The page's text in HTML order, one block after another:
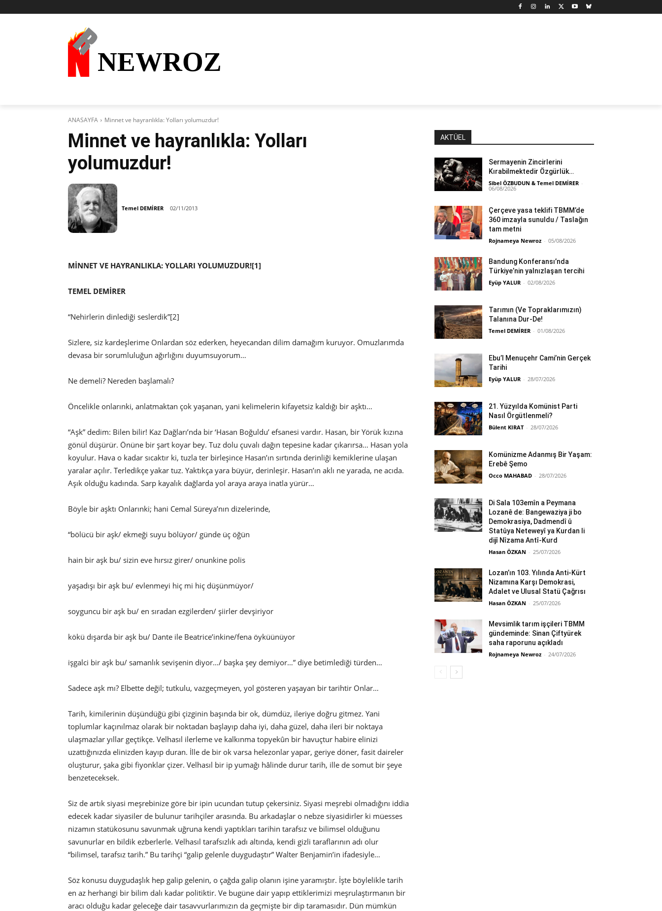
NEWROZ
ANASAYFA Minnet ve hayranlıkla: Yolları yolumuzdur!
Minnet ve hayranlıkla: Yolları
yolumuzdur!
Temel DEMİRER 02/11/2013
MİNNET VE HAYRANLIKLA: YOLLARI YOLUMUZDUR![1]
TEMEL DEMİRER
“Nehirlerin dinlediği seslerdik”[2]
Sizlere, siz kardeşlerime Onlardan söz ederken, heyecandan dilim damağım kuruyor. Omuzlarımda
devasa bir sorumluluğun ağırlığını duyumsuyorum…
Ne demeli? Nereden başlamalı?
Öncelikle onlarınki, anlatmaktan çok yaşanan, yani kelimelerin kifayetsiz kaldığı bir aşktı…
“Aşk” dedim: Bilen bilir! Kaz Dağları’nda bir ‘Hasan Boğuldu’ efsanesi vardır. Hasan, bir Yörük kızına
gönül düşürür. Önüne bir şart koyar bey. Tuz dolu çuvalı dağın tepesine kadar çıkarırsa… Hasan yola
koyulur. Hava o kadar sıcaktır ki, tuzla ter birleşince Hasan’ın sırtında derinliği kemiklerine ulaşan
yaralar açılır. Terledikçe yakar tuz. Yaktıkça yara büyür, derinleşir. Hasan’ın aklı ne yarada, ne acıda.
Aşık olduğu kadında. Sarp kayalık dağlarda yol araya araya inatla yürür…
Böyle bir aşktı Onlarınki; hani Cemal Süreya’nın dizelerinde,
“bölücü bir aşk/ ekmeği suyu bölüyor/ günde üç öğün
hain bir aşk bu/ sizin eve hırsız girer/ onunkine polis
yaşadışı bir aşk bu/ evlenmeyi hiç mi hiç düşünmüyor/
soyguncu bir aşk bu/ en sıradan ezgilerden/ şiirler devşiriyor
kökü dışarda bir aşk bu/ Dante ile Beatrice’inkine/fena öyküünüyor
işgalci bir aşk bu/ samanlık sevişenin diyor…/ başka şey demiyor…” diye betimlediği türden…
Sadece aşk mı? Elbette değil; tutkulu, vazgeçmeyen, yol gösteren yaşayan bir tarihtir Onlar…
Tarih, kimilerinin düşündüğü gibi çizginin başında bir ok, dümdüz, ileriye doğru gitmez. Yani
toplumlar kaçınılmaz olarak bir noktadan başlayıp daha iyi, daha güzel, daha ileri bir noktaya
ulaşmazlar yıllar geçtikçe. Velhasıl ilerleme ve kalkınma topyekûn bir havuçtur habire elinizi
uzattığınızda elinizden kayıp duran. İlle de bir ok varsa helezonlar yapar, geriye döner, fasit daireler
oluşturur, şaka gibi fiyonklar çizer. Velhasıl bir ip yumağı hâlinde durur tarih, ille de somut bir şeye
benzeteceksek.
Siz de artık siyasi meşrebinize göre bir ipin ucundan tutup çekersiniz. Siyasi meşrebi olmadığını iddia
edecek kadar siyasiler de bulunur tarihçiler arasında. Bu arkadaşlar o nebze siyasidirler ki müesses
nizamın statükosunu savunmak uğruna kendi yaptıkları tarihin tarafsız ve bilimsel olduğunu
savunurlar en bildik ezberlerle. Velhasıl tarafsızlık adı altında, kendi gizli taraflarının adı olur
“bilimsel, tarafsız tarih.” Bu tarihçi “galip gelenle duygudaştır” Walter Benjamin’in ifadesiyle…
Söz konusu duygudaşlık hep galip gelenin, o çağda galip olanın işine yaramıştır. İşte böylelikle tarih
en az herhangi bir bilim dalı kadar politiktir. Ve bugüne dair yapıp ettiklerimizi meşrulaştırmanın bir
aracı olduğu kadar geleceğe dair tasavvurlarımızın da geçmişte bir dip taramasıdır. Dün mümkün
AKTÜEL
Sermayenin Zincirlerini
Kırabilmektedir Özgürlük…
Sibel ÖZBUDUN & Temel DEMİRER -
06/08/2026
Çerçeve yasa teklifi TBMM’de
360 imzayla sunuldu / Taslağın
tam metni
Rojnameya Newroz - 05/08/2026
Bandung Konferansı’nda
Türkiye’nin yalnızlaşan tercihi
Eyüp YALUR - 02/08/2026
Tarımın (Ve Topraklarımızın)
Talanına Dur-De!
Temel DEMİRER - 01/08/2026
Ebu’l Menuçehr Cami’nin Gerçek
Tarihi
Eyüp YALUR - 28/07/2026
21. Yüzyılda Komünist Parti
Nasıl Örgütlenmeli?
Bülent KIRAT - 28/07/2026
Komünizme Adanmış Bir Yaşam:
Erebê Şemo
Occo MAHABAD - 28/07/2026
Di Sala 103emîn a Peymana
Lozanê de: Bangewaziya ji bo
Demokrasiya, Dadmendî û
Statûya Neteweyî ya Kurdan li
dijî Nîzama Antî-Kurd
Hasan ÖZKAN - 25/07/2026
Lozan’ın 103. Yılında Anti-Kürt
Nizamına Karşı Demokrasi,
Adalet ve Ulusal Statü Çağrısı
Hasan ÖZKAN - 25/07/2026
Mevsimlik tarım işçileri TBMM
gündeminde: Sinan Çiftyürek
saha raporunu açıkladı
Rojnameya Newroz - 24/07/2026